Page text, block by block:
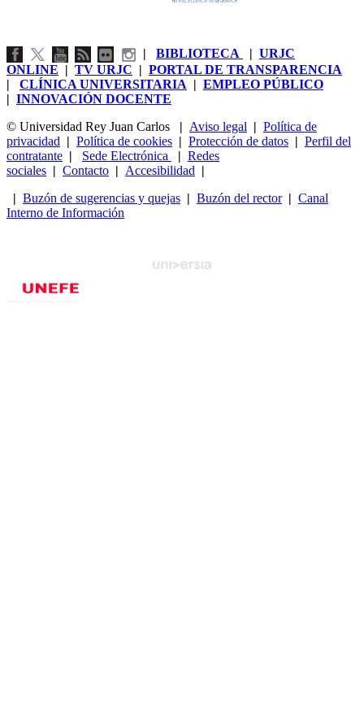
| BIBLIOTECA | URJC
ONLINE | TV URJC | PORTAL DE TRANSPARENCIA
| CLÍNICA UNIVERSITARIA | EMPLEO PÚBLICO
| INNOVACIÓN DOCENTE
© Universidad Rey Juan Carlos
| Aviso legal | Política de
privacidad | Política de cookies | Protección de datos | Perfil del
contratante | Sede Electrónica | Redes
sociales | Contacto | Accesibilidad |
| Buzón de sugerencias y quejas | Buzón del rector| Canal
Interno de Información